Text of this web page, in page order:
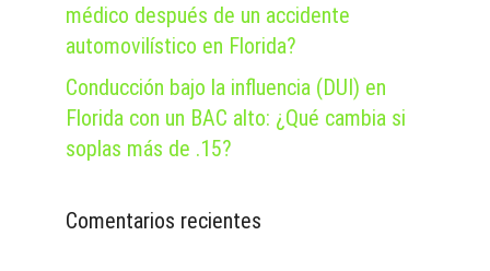
médico después de un accidente
automovilístico en Florida?
Conducción bajo la influencia (DUI) en
Florida con un BAC alto: ¿Qué cambia si
soplas más de .15?
Comentarios recientes